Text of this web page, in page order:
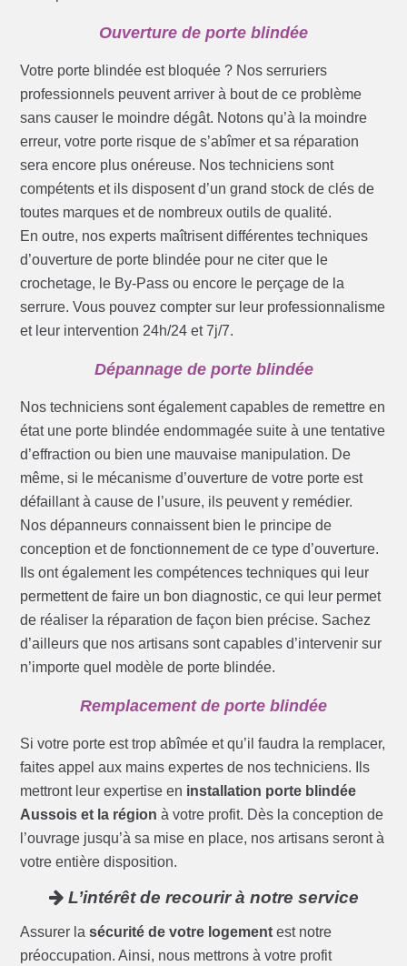
Ouverture de porte blindée
Votre porte blindée est bloquée ? Nos serruriers
professionnels peuvent arriver à bout de ce problème
sans causer le moindre dégât. Notons qu’à la moindre
erreur, votre porte risque de s’abîmer et sa réparation
sera encore plus onéreuse. Nos techniciens sont
compétents et ils disposent d’un grand stock de clés de
toutes marques et de nombreux outils de qualité.
En outre, nos experts maîtrisent différentes techniques
d’ouverture de porte blindée pour ne citer que le
crochetage, le By-Pass ou encore le perçage de la
serrure. Vous pouvez compter sur leur professionnalisme
et leur intervention 24h/24 et 7j/7.
Dépannage de porte blindée
Nos techniciens sont également capables de remettre en
état une porte blindée endommagée suite à une tentative
d’effraction ou bien une mauvaise manipulation. De
même, si le mécanisme d’ouverture de votre porte est
défaillant à cause de l’usure, ils peuvent y remédier.
Nos dépanneurs connaissent bien le principe de
conception et de fonctionnement de ce type d’ouverture.
Ils ont également les compétences techniques qui leur
permettent de faire un bon diagnostic, ce qui leur permet
de réaliser la réparation de façon bien précise. Sachez
d’ailleurs que nos artisans sont capables d’intervenir sur
n’importe quel modèle de porte blindée.
Remplacement de porte blindée
Si votre porte est trop abîmée et qu’il faudra la remplacer,
faites appel aux mains expertes de nos techniciens. Ils
mettront leur expertise en installation porte blindée
Aussois et la région à votre profit. Dès la conception de
l’ouvrage jusqu’à sa mise en place, nos artisans seront à
votre entière disposition.
L’intérêt de recourir à notre service
Assurer lasécurité de votre logement est notre
préoccupation. Ainsi, nous mettrons à votre profit